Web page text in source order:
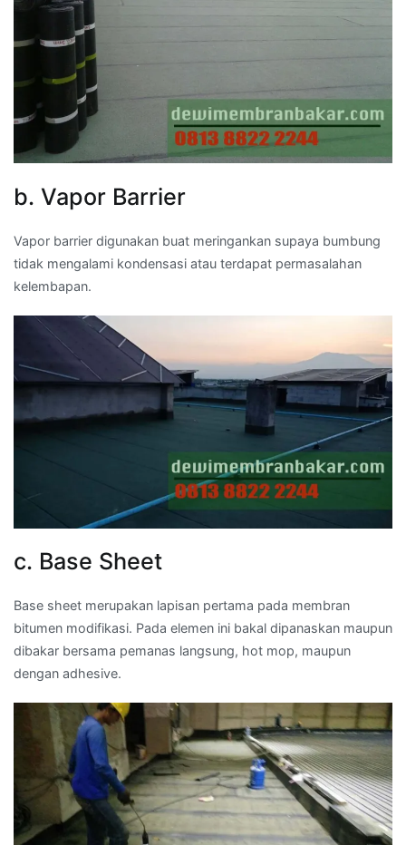
b. Vapor Barrier
Vapor barrier digunakan buat meringankan supaya bumbung
tidak mengalami kondensasi atau terdapat permasalahan
kelembapan.
c. Base Sheet
Base sheet merupakan lapisan pertama pada membran
bitumen modifikasi. Pada elemen ini bakal dipanaskan maupun
dibakar bersama pemanas langsung, hot mop, maupun
dengan adhesive.